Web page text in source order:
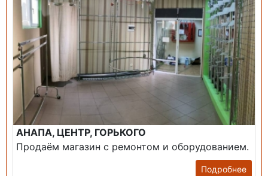
АНАПА, ЦЕНТР, ГОРЬКОГО
Продаём магазин с ремонтом и оборудованием.
Подробнее